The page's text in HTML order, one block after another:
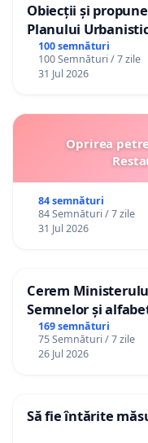
Obiecții și
Planului
100 semnături
100 Semnături / 7 zile
31 Jul 2026
Oprirea
84 semnături
84 Semnături / 7 zile
31 Jul 2026
Cerem
Semnelor și
Republica Moldova!
169 semnături
75 Semnături / 7 zile
26 Jul 2026
Să fie întărite